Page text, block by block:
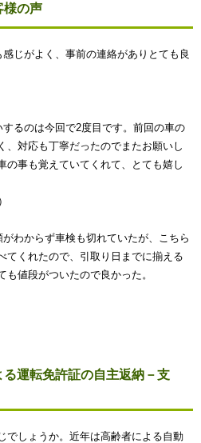
様の声
じがよく、事前の連絡がありとても良
るのは今回で2度目です。前回の車の
、対応も丁寧だったのでまたお願いし
の事も覚えていてくれて、とても嬉し
わからず車検も切れていたが、こちら
てくれたので、引取り日までに揃える
も値段がついたので良かった。
る運転免許証の自主返納－支
でしょうか。近年は高齢者による自動